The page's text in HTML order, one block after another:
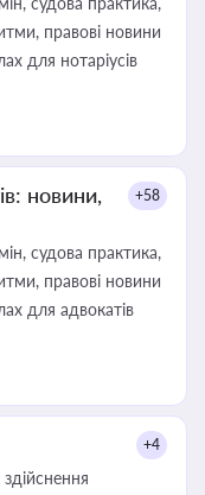
правові новини
для нотаріусів
новини,
+58
судова практика,
правові новини
для адвокатів
+4